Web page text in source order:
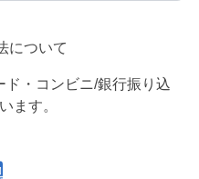
について
・コンビニ/銀行振り込
ます。